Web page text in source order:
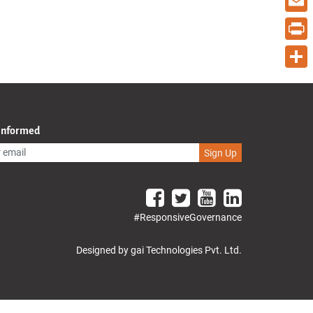
Email
Print
Sign Up
#ResponsiveGovernance
Designed by gai Technologies Pvt. Ltd.